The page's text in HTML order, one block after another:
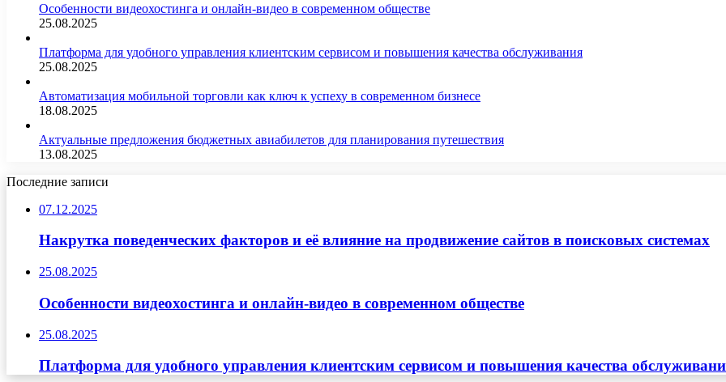
Особенности видеохостинга и онлайн-видео в современном обществе
25.08.2025
Платформа для удобного управления клиентским сервисом и повышения качества обслуживания
25.08.2025
Автоматизация мобильной торговли как ключ к успеху в современном бизнесе
18.08.2025
Актуальные предложения бюджетных авиабилетов для планирования путешествия
13.08.2025
Последние записи
07.12.2025
Накрутка поведенческих факторов и её влияние на продвижение сайтов в поисковых системах
25.08.2025
Особенности видеохостинга и онлайн-видео в современном обществе
25.08.2025
Платформа для удобного управления клиентским сервисом и повышения качества